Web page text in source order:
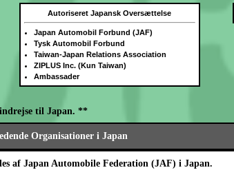
Autoriseret Japansk Oversættelse
Japan Automobil Forbund (JAF)
Tysk Automobil Forbund
Taiwan-Japan Relations Association
ZIPLUS Inc. (Kun Taiwan)
Ambassader
til Japan. **
Organisationer i Japan
af Japan Automobile Federation (JAF) i Japan.